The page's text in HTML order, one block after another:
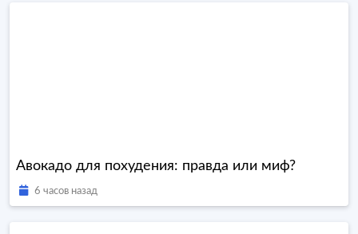
Авокадо для похудения: правда или миф?
6 часов назад